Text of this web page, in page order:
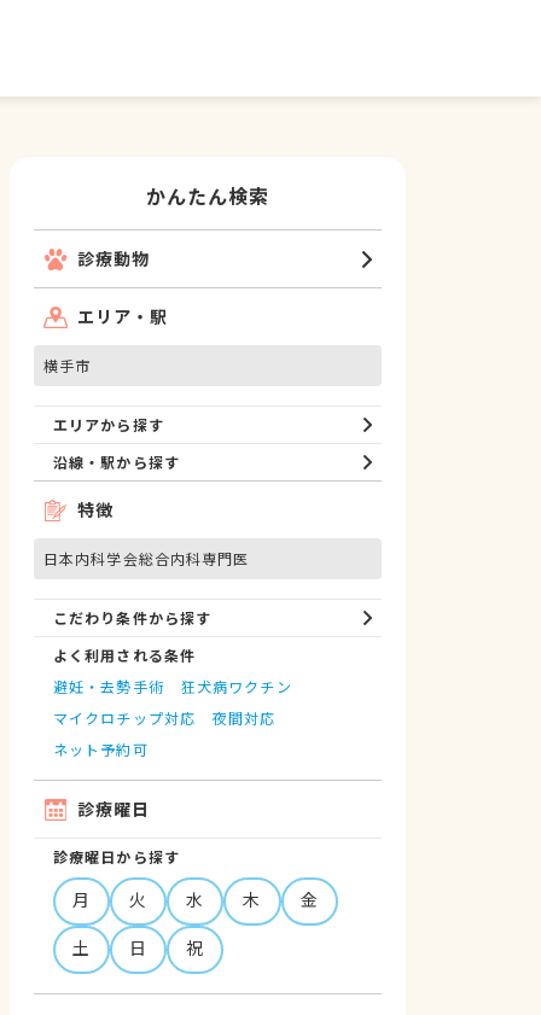
かんたん検索
診療動物
エリア・駅
横手市
エリアから探す
沿線・駅から探す
特徴
日本内科学会総合内科専門医
こだわり条件から探す
よく利用される条件
避妊・去勢手術
狂犬病ワクチン
マイクロチップ対応
夜間対応
ネット予約可
診療曜日
診療曜日から探す
月 火 水 木
金
土
日 祝